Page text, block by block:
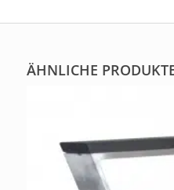
ÄHNLICHE